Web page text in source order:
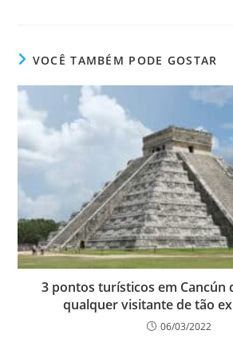
VOCÊ TAMBÉM PODE GOSTAR
3 pontos turísticos em Cancún
qualquer visitante de tão
06/03/2022